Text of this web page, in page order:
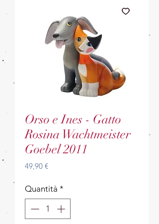
Orso e Ines - Gatto
Rosina Wachtmeister
Goebel 2011
49,90 €Prezzo
Quantità *